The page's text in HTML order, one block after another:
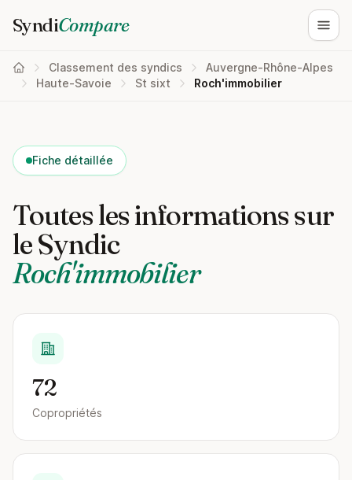
SyndiCompare
Classement des syndics
Auvergne-Rhône-Alpes
Haute-Savoie
St sixt Roch'immobilier
Fiche détaillée
Toutes les informations sur
le Syndic
Roch'immobilier
72
Copropriétés